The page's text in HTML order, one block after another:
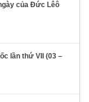
của Đức Lêô
lần thứ VII (03 –